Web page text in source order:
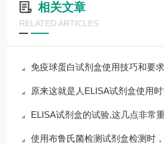
相关文章
RELATED ARTICLES
免疫球蛋白试剂盒使用技巧和要求
原来这就是人ELISA试剂盒使用
ELISA试剂盒的试验,这几点非常
使用布鲁氏菌检测试剂盒检测时